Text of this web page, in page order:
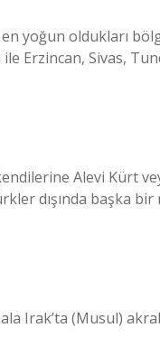
yoğun oldukları
Erzincan, Sivas,
Alevi Kürt
dışında başka
Irak’ta (Musul)